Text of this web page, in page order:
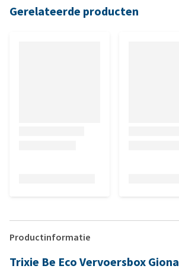
Gerelateerde producten
Productinformatie
Trixie Be Eco Vervoersbox Giona